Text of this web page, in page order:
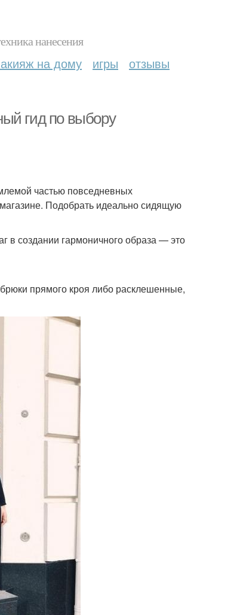
нанесения
на дому игры отзывы
гид по выбору
частью повседневных
Подобрать идеально сидящую
в создании гармоничного образа — это
прямого кроя либо расклешенные,